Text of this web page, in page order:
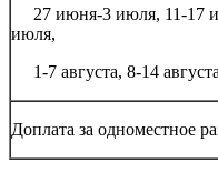
27 июня-3 июля, 11-17
июля,
1-7 августа, 8-14 августа
Доплата за одноместное